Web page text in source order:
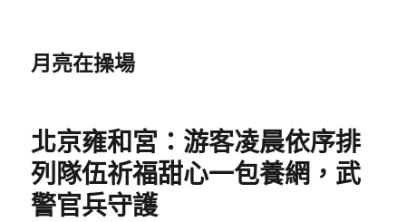
月亮在操場
北京雍和宮：游客凌晨依序排
列隊伍祈福甜心一包養網，武
警官兵守護